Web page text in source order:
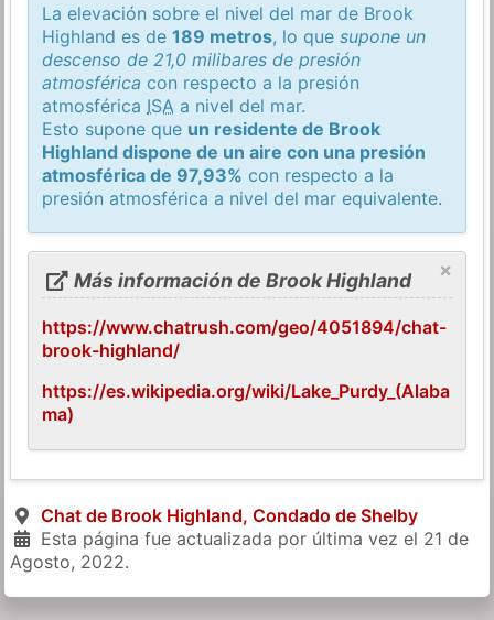
La elevación sobre el nivel del mar de Brook
Highland es de189 metros, lo quesupone un
descenso de 21,0 milibares de presión
atmosférica con respecto a la presión
atmosférica ISA a nivel del mar.
Esto supone que un residente de Brook
Highland dispone de un aire con una presión
atmosférica de 97,93% con respecto a la
presión atmosférica a nivel del mar equivalente.
×
Más información de Brook Highland
https://www.chatrush.com/geo/4051894/chat-
brook-highland/
https://es.wikipedia.org/wiki/Lake_Purdy_(Alaba
ma)
Chat de Brook Highland, Condado de Shelby
Esta página fue actualizada por última vez el 21 de
Agosto, 2022.